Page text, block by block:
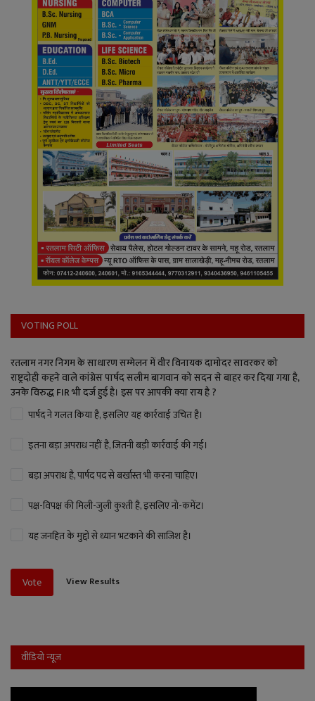
VOTING POLL
रतलाम नगर निगम के साधारण सम्मेलन में वीर विनायक दामोदर सावरकर को
राष्ट्रदोही कहने वाले कांग्रेस पार्षद सलीम बागवान को सदन से बाहर कर दिया गया है,
उनके विरुद्ध FIR भी दर्ज हुई है। इस पर आपकी क्या राय है ?
पार्षद ने गलत किया है, इसलिए यह कार्रवाई उचित है।
इतना बड़ा अपराध नहीं है, जितनी बड़ी कार्रवाई की गई।
बड़ा अपराध है, पार्षद पद से बर्खास्त भी करना चाहिए।
पक्ष-विपक्ष की मिली-जुली कुश्ती है, इसलिए नो-कमेंट।
यह जनहित के मुद्दों से ध्यान भटकाने की साजिश है।
Vote View Results
वीडियो न्यूज